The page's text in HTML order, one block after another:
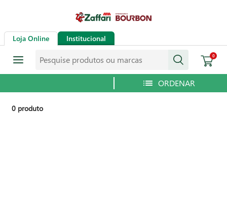
Loja Online Institucional
0
0 produto